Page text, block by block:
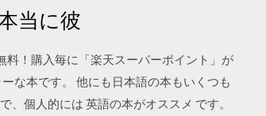
当に彼
料！購入毎に「楽天スーパーポイント」が
な本です。 他にも日本語の本もいくつも
個人的には 英語の本がオススメ です。